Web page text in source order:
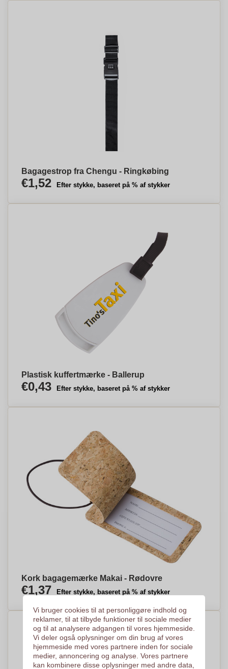
Bagagestrop fra Chengu - Ringkøbing
€1,52 Efter stykke, baseret på % af stykker
Plastisk kuffertmærke - Ballerup
€0,43 Efter stykke, baseret på % af stykker
Kork bagagemærke Makai - Rødovre
€1,37 Efter stykke, baseret på % af stykker
Vi bruger cookies til at personliggøre indhold og
reklamer, til at tilbyde funktioner til sociale medier
og til at analysere adgangen til vores hjemmeside.
Vi deler også oplysninger om din brug af vores
hjemmeside med vores partnere inden for sociale
medier, annoncering og analyse. Vores partnere
kan kombinere disse oplysninger med andre data,